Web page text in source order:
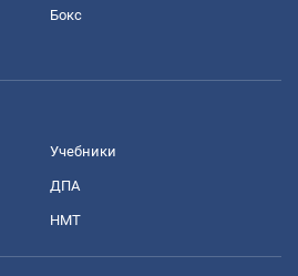
Бокс
Учебники
ДПА
НМТ